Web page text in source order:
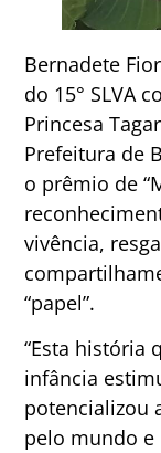
Bernadete
do 15° SLVA
Princesa
Prefeitura de
o prêmio de
vivência,
“papel”.
“Esta história
infância
potencializou
pelo mundo